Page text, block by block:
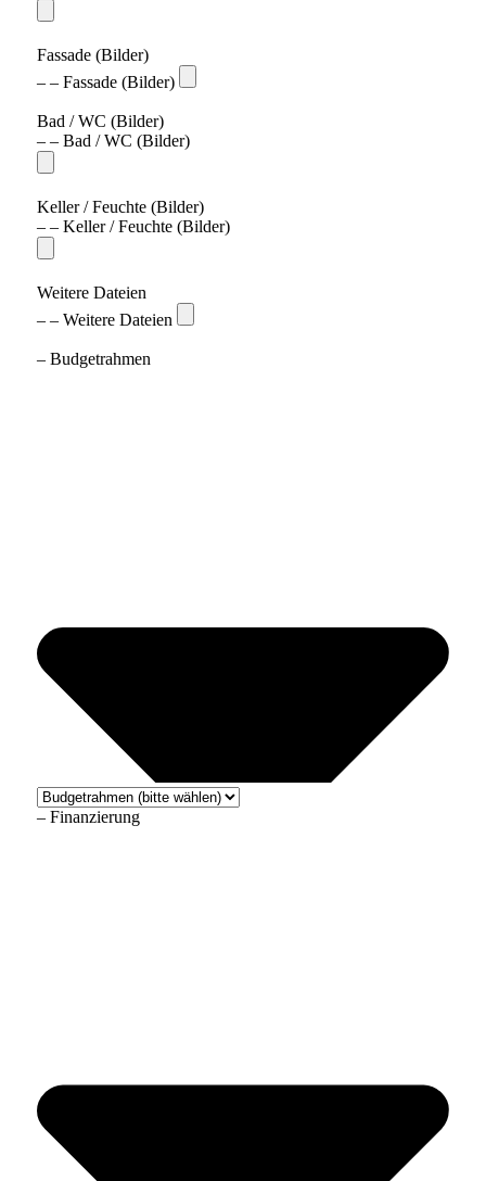
Fassade (Bilder)
– – Fassade (Bilder)
Bad / WC (Bilder)
– – Bad / WC (Bilder)
Keller / Feuchte (Bilder)
– – Keller / Feuchte (Bilder)
Weitere Dateien
– – Weitere Dateien
– Budgetrahmen
– Finanzierung